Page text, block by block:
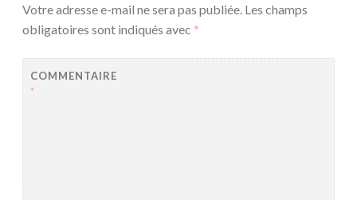
Votre adresse e-mail ne sera pas publiée. Les champs
obligatoires sont indiqués avec *
COMMENTAIRE
*